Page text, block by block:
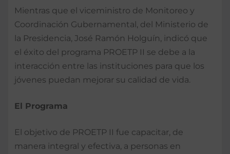
Mientras que el viceministro de Monitoreo y
Coordinación Gubernamental, del Ministerio de
la Presidencia, José Ramón Holguín, indicó que
el éxito del programa PROETP II se debe a la
interacción entre las instituciones para que los
jóvenes puedan mejorar su calidad de vida.
El Programa
El objetivo de PROETP II fue capacitar, de
manera integral y efectiva, a personas en